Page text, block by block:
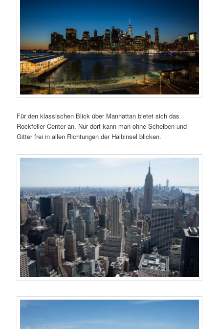
Für den klassischen Blick über Manhattan bietet sich das
Rockfeller Center an. Nur dort kann man ohne Scheiben und
Gitter frei in allen Richtungen der Halbinsel blicken.